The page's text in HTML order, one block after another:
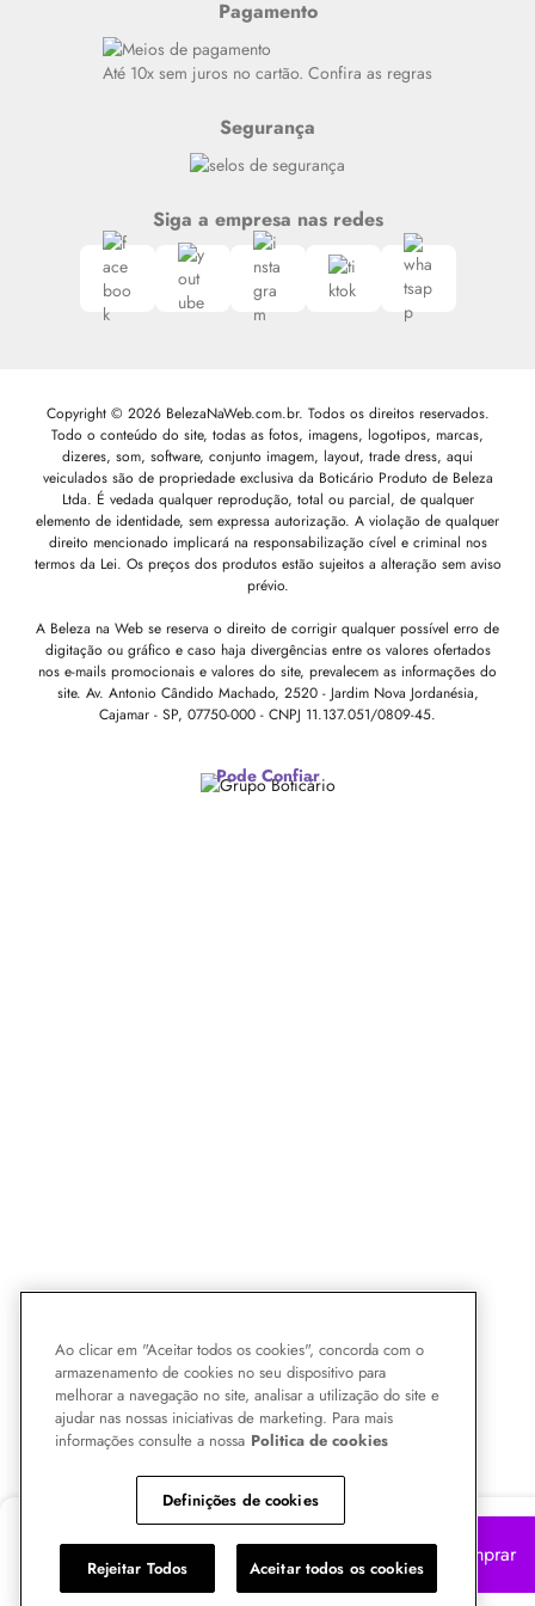
R$788,90
10x R$ 78,89 no cartão
Comprar
Siga nosso canal no Whatsapp
Pagamento
Até 10x sem juros no cartão. Confira as regras
Segurança
Siga a empresa nas redes
Copyright © 2026 BelezaNaWeb.com.br. Todos os direitos reservados.
Todo o conteúdo do site, todas as fotos, imagens, logotipos, marcas,
dizeres, som, software, conjunto imagem, layout, trade dress, aqui
veiculados são de propriedade exclusiva da Boticário Produto de Beleza
Ltda. É vedada qualquer reprodução, total ou parcial, de qualquer
elemento de identidade, sem expressa autorização. A violação de qualquer
direito mencionado implicará na responsabilização cível e criminal nos
termos da Lei. Os preços dos produtos estão sujeitos a alteração sem aviso
prévio.
A Beleza na Web se reserva o direito de corrigir qualquer possível erro de
digitação ou gráfico e caso haja divergências entre os valores ofertados
nos e-mails promocionais e valores do site, prevalecem as informações do
site. Av. Antonio Cândido Machado, 2520 - Jardim Nova Jordanésia,
Cajamar - SP, 07750-000 - CNPJ 11.137.051/0809-45.
Pode Confiar
Ao clicar em "Aceitar todos os cookies", concorda com o
armazenamento de cookies no seu dispositivo para
melhorar a navegação no site, analisar a utilização do site e
ajudar nas nossas iniciativas de marketing. Para mais
informações consulte a nossa Politica de cookies
Definições de cookies
Rejeitar Todos Aceitar todos os cookies